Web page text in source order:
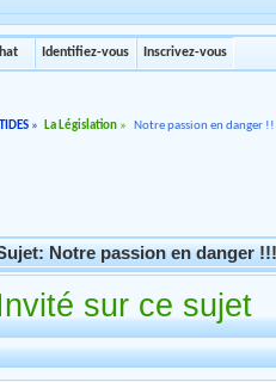
Identifiez-vous Inscrivez-vous
» La Législation » Notre passion en danger
Notre passion en danger
sur ce sujet